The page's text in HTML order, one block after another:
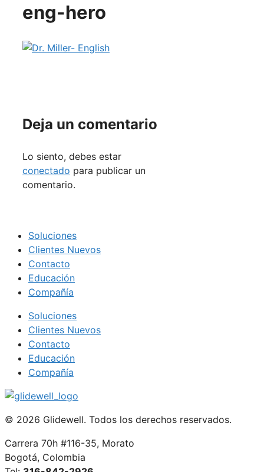
eng-hero
Deja un comentario
Lo siento, debes estar
conectado para publicar un
comentario.
Soluciones
Clientes Nuevos
Contacto
Educación
Compañía
Soluciones
Clientes Nuevos
Contacto
Educación
Compañía
© 2026 Glidewell. Todos los derechos reservados.
Carrera 70h #116-35, Morato
Bogotá, Colombia